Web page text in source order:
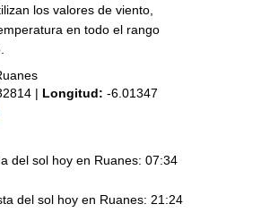
los valores de viento,
en todo el rango
| Longitud: -6.01347
del sol hoy en Ruanes: 07:34
del sol hoy en Ruanes: 21:24